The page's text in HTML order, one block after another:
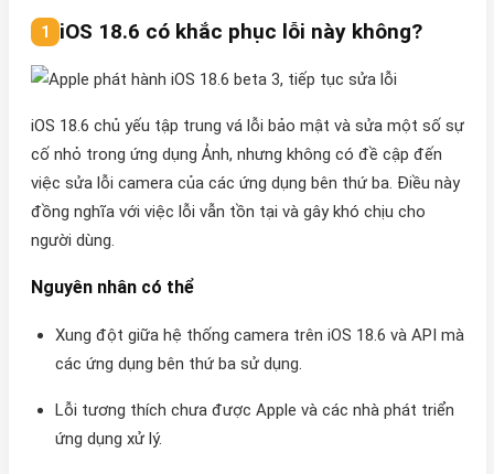
iOS 18.6 có khắc phục lỗi này không?
iOS 18.6 chủ yếu tập trung vá lỗi bảo mật và sửa một số sự
cố nhỏ trong ứng dụng Ảnh, nhưng không có đề cập đến
việc sửa lỗi camera của các ứng dụng bên thứ ba. Điều này
đồng nghĩa với việc lỗi vẫn tồn tại và gây khó chịu cho
người dùng.
Nguyên nhân có thể
Xung đột giữa hệ thống camera trên iOS 18.6 và API mà
các ứng dụng bên thứ ba sử dụng.
Lỗi tương thích chưa được Apple và các nhà phát triển
ứng dụng xử lý.